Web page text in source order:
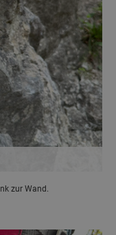
zur Wand.